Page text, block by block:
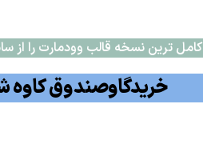
کامل ترین نسخه قالب وودمارت را از
خریدگاوصندوق کاوه